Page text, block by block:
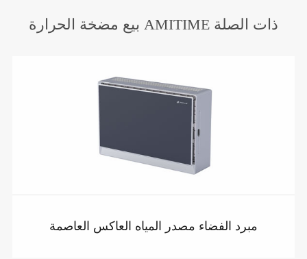
بيع مضخة الحرارة AMITIME ذات الصلة
مبرد الفضاء مصدر المياه العاكس العاصمة